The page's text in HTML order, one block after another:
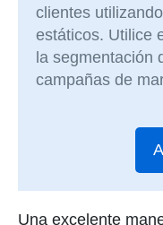
clientes
estáticos. Utilice
la segmentación
campañas de
Una excelente